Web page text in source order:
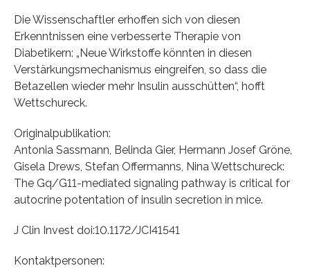
Die Wissenschaftler erhoffen sich von diesen
Erkenntnissen eine verbesserte Therapie von
Diabetikern: „Neue Wirkstoffe könnten in diesen
Verstärkungsmechanismus eingreifen, so dass die
Betazellen wieder mehr Insulin ausschütten“, hofft
Wettschureck.
Originalpublikation:
Antonia Sassmann, Belinda Gier, Hermann Josef Gröne,
Gisela Drews, Stefan Offermanns, Nina Wettschureck:
The Gq/G11-mediated signaling pathway is critical for
autocrine potentation of insulin secretion in mice.
J Clin Invest doi:10.1172/JCI41541
Kontaktpersonen: